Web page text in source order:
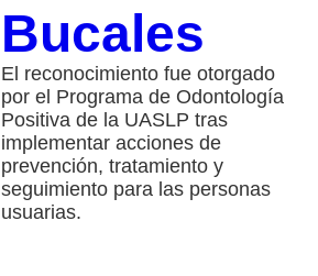
Bucales
El reconocimiento fue otorgado
por el Programa de Odontología
Positiva de la UASLP tras
implementar acciones de
prevención, tratamiento y
seguimiento para las personas
usuarias.